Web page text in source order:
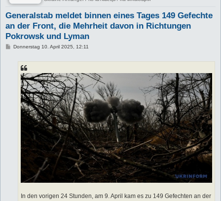
Generalstab meldet binnen eines Tages 149 Gefechte
an der Front, die Mehrheit davon in Richtungen
Pokrowsk und Lyman
BDonnerstag 10. April 2025, 12:11
In den vorigen 24 Stunden, am 9. April kam es zu 149 Gefechten an der